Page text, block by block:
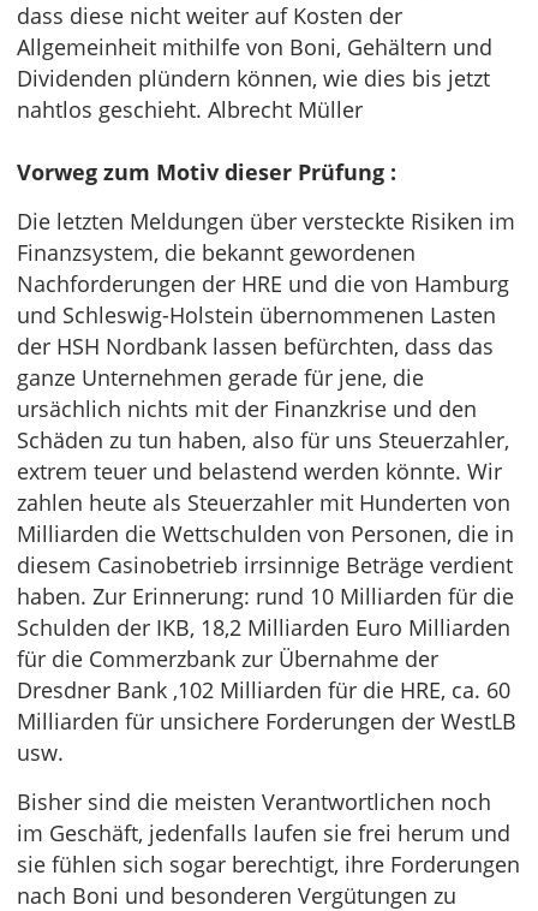
dass diese nicht weiter auf Kosten der
Allgemeinheit mithilfe von Boni, Gehältern und
Dividenden plündern können, wie dies bis jetzt
nahtlos geschieht. Albrecht Müller
Vorweg zum Motiv dieser Prüfung :
Die letzten Meldungen über versteckte Risiken im
Finanzsystem, die bekannt gewordenen
Nachforderungen der HRE und die von Hamburg
und Schleswig-Holstein übernommenen Lasten
der HSH Nordbank lassen befürchten, dass das
ganze Unternehmen gerade für jene, die
ursächlich nichts mit der Finanzkrise und den
Schäden zu tun haben, also für uns Steuerzahler,
extrem teuer und belastend werden könnte. Wir
zahlen heute als Steuerzahler mit Hunderten von
Milliarden die Wettschulden von Personen, die in
diesem Casinobetrieb irrsinnige Beträge verdient
haben. Zur Erinnerung: rund 10 Milliarden für die
Schulden der IKB, 18,2 Milliarden Euro Milliarden
für die Commerzbank zur Übernahme der
Dresdner Bank ,102 Milliarden für die HRE, ca. 60
Milliarden für unsichere Forderungen der WestLB
usw.
Bisher sind die meisten Verantwortlichen noch
im Geschäft, jedenfalls laufen sie frei herum und
sie fühlen sich sogar berechtigt, ihre Forderungen
nach Boni und besonderen Vergütungen zu